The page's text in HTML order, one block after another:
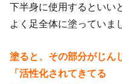
下半身に使用するといい
よく足全体に塗っていま
塗ると、その部分がじん
「活性化されてきてる